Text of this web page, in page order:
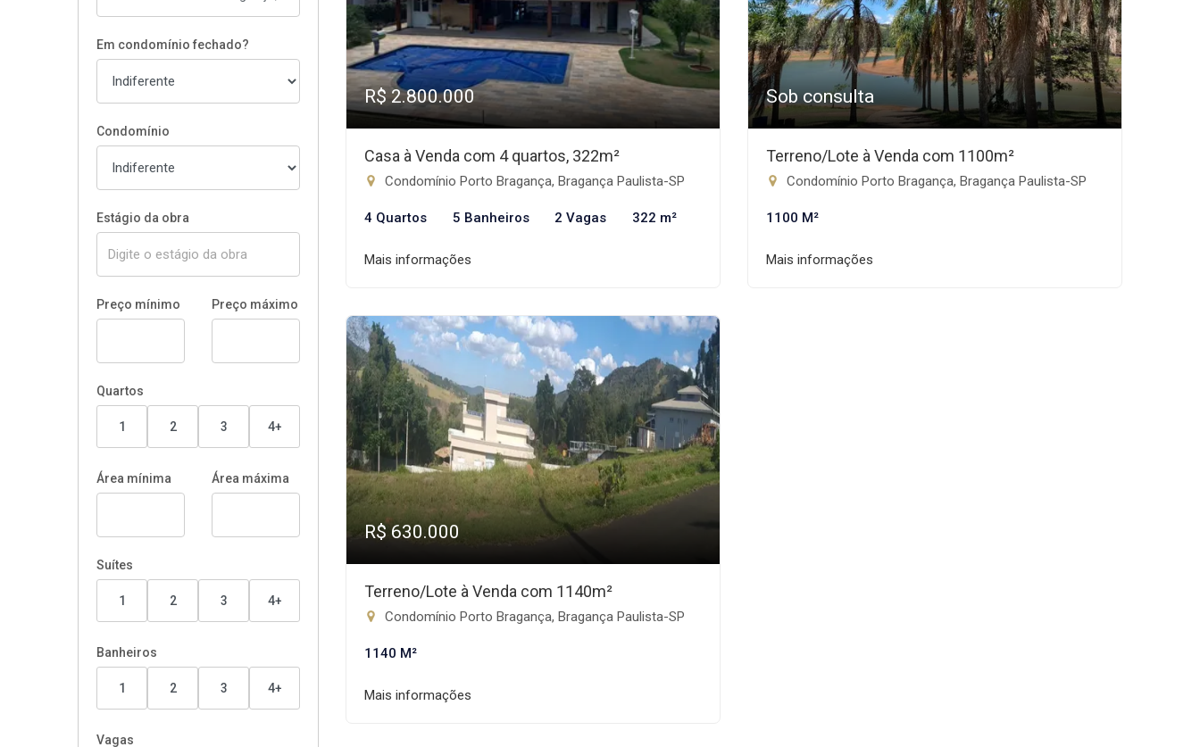
Em condomínio fechado?
Condomínio
Estágio da obra
Preço mínimo Preço máximo
Quartos
1 2 3 4+
Área mínima Área máxima
Suítes
1 2 3 4+
Banheiros
1 2 3 4+
Vagas
R$ 2.800.000
Casa à Venda com 4 quartos, 322m²
Condomínio Porto Bragança, Bragança Paulista-SP
4 Quartos 5 Banheiros 2 Vagas 322 m²
Mais informações
Sob consulta
Terreno/Lote à Venda com 1100m²
Condomínio Porto Bragança, Bragança Paulista-SP
1100 M²
Mais informações
R$ 630.000
Terreno/Lote à Venda com 1140m²
Condomínio Porto Bragança, Bragança Paulista-SP
1140 M²
Mais informações